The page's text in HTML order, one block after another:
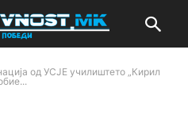
од УСЈЕ училиштето „Кирил